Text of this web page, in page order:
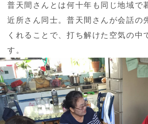
普天間さんとは何十年も同じ地域で
近所さん同士。普天間さんが会話の
くれることで、打ち解けた空気の中
す。